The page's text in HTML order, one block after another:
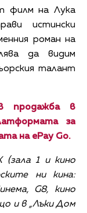
филм на Лука
истински
роман на
да видим
талант
продажба в
за
на еPay Go.
1 и кино
ни кина:
G8, кино
и в „Лъки Дом